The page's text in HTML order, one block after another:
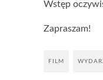
Wstęp
Zapraszam!
FILM